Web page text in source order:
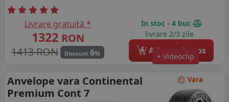
+ Videoclip
Livrare gratuită *
1322 RON
1413 RON
Discount 6%
In stoc - 4 buc
livrare 2/3 zile
4 Adauga in cos
Vara
Anvelope vara Continental
Premium Cont 7